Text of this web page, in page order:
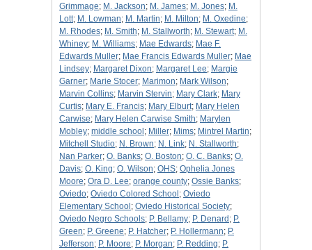
Grimmage; M. Jackson; M. James; M. Jones; M.
Lott; M. Lowman; M. Martin; M. Milton; M. Oxedine;
M. Rhodes; M. Smith; M. Stallworth; M. Stewart; M.
Whiney; M. Williams; Mae Edwards; Mae F.
Edwards Muller; Mae Francis Edwards Muller; Mae
Lindsey; Margaret Dixon; Margaret Lee; Margie
Garner; Marie Stocer; Marimon; Mark Wilson;
Marvin Collins; Marvin Stervin; Mary Clark; Mary
Curtis; Mary E. Francis; Mary Elburt; Mary Helen
Carwise; Mary Helen Carwise Smith; Marylen
Mobley; middle school ; Miller; Mims; Mintrel Martin;
Mitchell Studio; N. Brown; N. Link; N. Stallworth;
Nan Parker; O. Banks; O. Boston; O. C. Banks; O.
Davis; O. King; O. Wilson; OHS; Ophelia Jones
Moore; Ora D. Lee; orange county; Ossie Banks;
Oviedo; Oviedo Colored School ; Oviedo
Elementary School ; Oviedo Historical Society;
Oviedo Negro Schools; P. Bellamy; P. Denard ; P.
Green; P. Greene; P. Hatcher; P. Hollermann; P.
Jefferson; P. Moore; P. Morgan; P. Redding; P.